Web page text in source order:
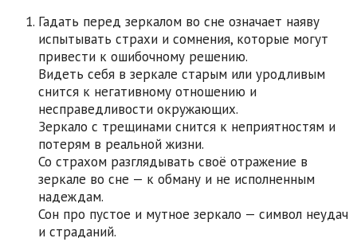
Гадать перед зеркалом во сне означает наяву
испытывать страхи и сомнения, которые могут
привести к ошибочному решению.
Видеть себя в зеркале старым или уродливым
снится к негативному отношению и
несправедливости окружающих.
Зеркало с трещинами снится к неприятностям и
потерям в реальной жизни.
Со страхом разглядывать своё отражение в
зеркале во сне — к обману и не исполненным
надеждам.
Сон про пустое и мутное зеркало — символ неудач
и страданий.